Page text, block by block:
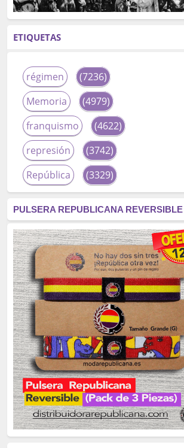
ETIQUETAS
régimen
(7236)
Memoria
(4979)
franquismo
(4622)
represión
(3742)
República
(3329)
fascismo
(2677)
tardofranquismo
(2320)
Actualidad
(2319)
monarquía
(2253)
borbones
(2176)
Cultura
(2163)
Guerra
(1674)
genocidio
(1234)
mujer
(1070)
PULSERA REPUBLICANA REVERSIBLE